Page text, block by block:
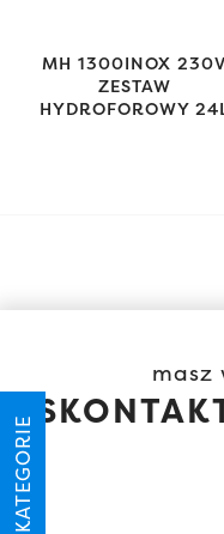
KATEGORIE
MH 1300INOX 230V
ZESTAW
HYDROFOROWY
masz